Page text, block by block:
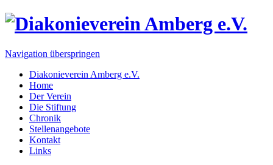
Navigation überspringen
Diakonieverein Amberg e.V.
Home
Der Verein
Die Stiftung
Chronik
Stellenangebote
Kontakt
Links